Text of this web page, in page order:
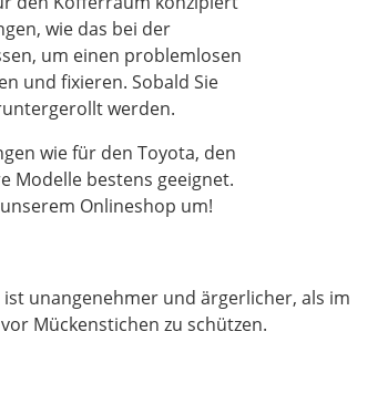
wie das bei der
um einen problemlosen
und fixieren. Sobald Sie
werden.
wie für den Toyota, den
Modelle bestens geeignet.
Onlineshop um!
unangenehmer und ärgerlicher, als im
Mückenstichen zu schützen.